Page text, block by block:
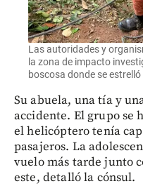
Las autoridades y
la zona de impacto
boscosa donde se
Su abuela, una tía y
accidente. El grupo se
el helicóptero tenía
pasajeros. La
vuelo más tarde junto
este, detalló la cónsul.